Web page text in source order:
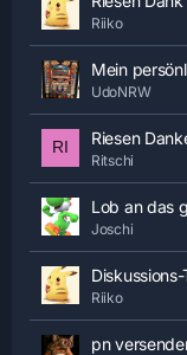
Riiko
Mein
UdoNRW
Riesen
Ritschi
Lob an das
Joschi
Riiko
pn